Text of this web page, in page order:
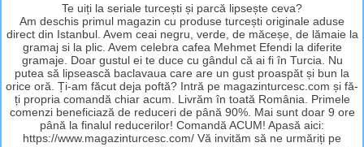
Te uiți la seriale turcești și parcă lipsește ceva?
Am deschis primul magazin cu produse turcești originale aduse
direct din Istanbul. Avem ceai negru, verde, de măceșe, de lămaie la
gramaj si la plic. Avem celebra cafea Mehmet Efendi la diferite
gramaje. Doar gustul ei te duce cu gândul că ai fi în Turcia. Nu
putea să lipsească baclavaua care are un gust proaspăt și bun la
orice oră. Ți-am făcut deja poftă? Intră pe magazinturcesc.com și fă-
ți propria comandă chiar acum. Livrăm în toată România. Primele
comenzi beneficiază de reduceri de până 90%. Mai sunt doar 9 ore
până la finalul reducerilor! Comandă ACUM! Apasă aici:
https://www.magazinturcesc.com/ Vă invităm să ne urmăriți pe